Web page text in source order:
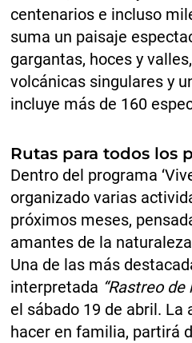
centenarios e incluso
suma un paisaje
gargantas, hoces y
volcánicas singulares y
incluye más de 160
Rutas para todos los
Dentro del programa
organizado varias
próximos meses,
amantes de la
Una de las más
interpretada “Rastreo de
el sábado 19 de abril. La
hacer en familia, partirá